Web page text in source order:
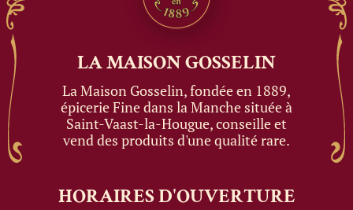
LA MAISONGOSSELIN
La Maison Gosselin, fondée en 1889,
épicerie Fine dans la Manche située à
Saint-Vaast-la-Hougue, conseille et
vend des produits d'une qualité rare.
HORAIRESD'OUVERTURE